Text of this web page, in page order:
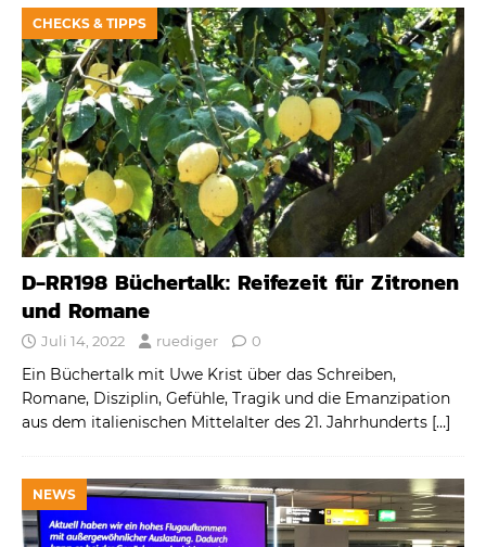
CHECKS & TIPPS
D-RR198 Büchertalk: Reifezeit für Zitronen
und Romane
Juli 14, 2022 ruediger 0
Ein Büchertalk mit Uwe Krist über das Schreiben,
Romane, Disziplin, Gefühle, Tragik und die Emanzipation
aus dem italienischen Mittelalter des 21. Jahrhunderts […]
NEWS